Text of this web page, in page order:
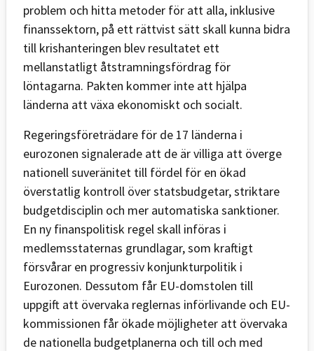
problem och hitta metoder för att alla, inklusive
finanssektorn, på ett rättvist sätt skall kunna bidra
till krishanteringen blev resultatet ett
mellanstatligt åtstramningsfördrag för
löntagarna. Pakten kommer inte att hjälpa
länderna att växa ekonomiskt och socialt.
Regeringsföreträdare för de 17 länderna i
eurozonen signalerade att de är villiga att överge
nationell suveränitet till fördel för en ökad
överstatlig kontroll över statsbudgetar, striktare
budgetdisciplin och mer automatiska sanktioner.
En ny finanspolitisk regel skall införas i
medlemsstaternas grundlagar, som kraftigt
försvårar en progressiv konjunkturpolitik i
Eurozonen. Dessutom får EU-domstolen till
uppgift att övervaka reglernas införlivande och EU-
kommissionen får ökade möjligheter att övervaka
de nationella budgetplanerna och till och med